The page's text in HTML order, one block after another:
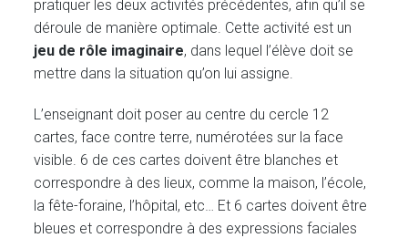
pratiquer les deux activités précédentes, afin qu’il se
déroule de manière optimale. Cette activité est un
jeu de rôle imaginaire, dans lequel l’élève doit se
mettre dans la situation qu’on lui assigne.
L’enseignant doit poser au centre du cercle 12
cartes, face contre terre, numérotées sur la face
visible. 6 de ces cartes doivent être blanches et
correspondre à des lieux, comme la maison, l’école,
la fête-foraine, l’hôpital, etc… Et 6 cartes doivent être
bleues et correspondre à des expressions faciales